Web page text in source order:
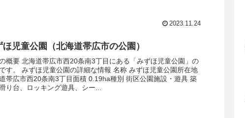
2023.11.24
ほ児童公園（北海道帯広市の公園）
概要 北海道帯広市西20条南3丁目にある「みずほ児童公園」の
す。 みずほ児童公園の詳細な情報 名称 みずほ児童公園所在地
帯広市西20条南3丁目面積 0.19ha種別 街区公園施設・遊具 築
り台、ロッキング遊具、シー...